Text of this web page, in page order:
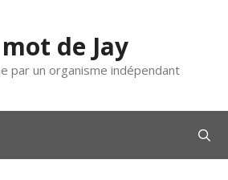
de Jay
par un organisme indépendant